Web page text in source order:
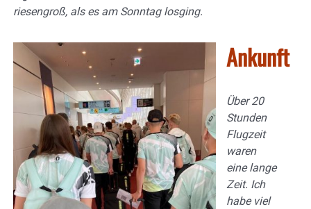
riesengroß, als es am Sonntag losging.
Ankunft
Über 20
Stunden
Flugzeit
waren
eine lange
Zeit. Ich
habe viel